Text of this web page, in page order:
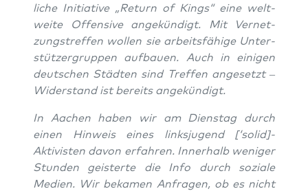
li­che Initia­ti­ve „Return of Kings“ eine welt­
wei­te Offen­si­ve ange­kün­digt. Mit Ver­net­
zungs­tref­fen wol­len sie arbeits­fä­hi­ge Unter­
stüt­zer­grup­pen auf­bau­en. Auch in eini­gen
deut­schen Städ­ten sind Tref­fen ange­setzt –
Wider­stand ist bereits angekündigt.
In Aachen haben wir am Diens­tag durch
einen Hin­weis eines links­ju­gend [‘solid]-
Aktivisten davon erfah­ren. Inner­halb weni­ger
Stun­den geis­ter­te die Info durch sozia­le
Medi­en. Wir beka­men Anfra­gen, ob es nicht